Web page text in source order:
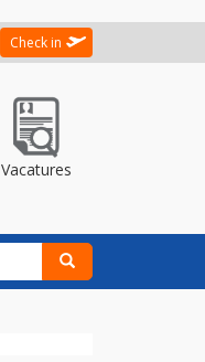
Check in
Vacatures